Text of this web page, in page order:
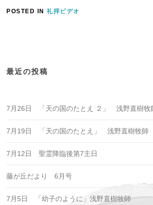
POSTED IN礼拝ビデオ
最近の投稿
7月26日 「天の国のたとえ ２」 浅野直樹牧
7月19日 「天の国のたとえ」 浅野直樹牧師
7月12日 聖霊降臨後第7主日
藤が丘だより 6月号
7月5日 「幼子のように」浅野直樹牧師